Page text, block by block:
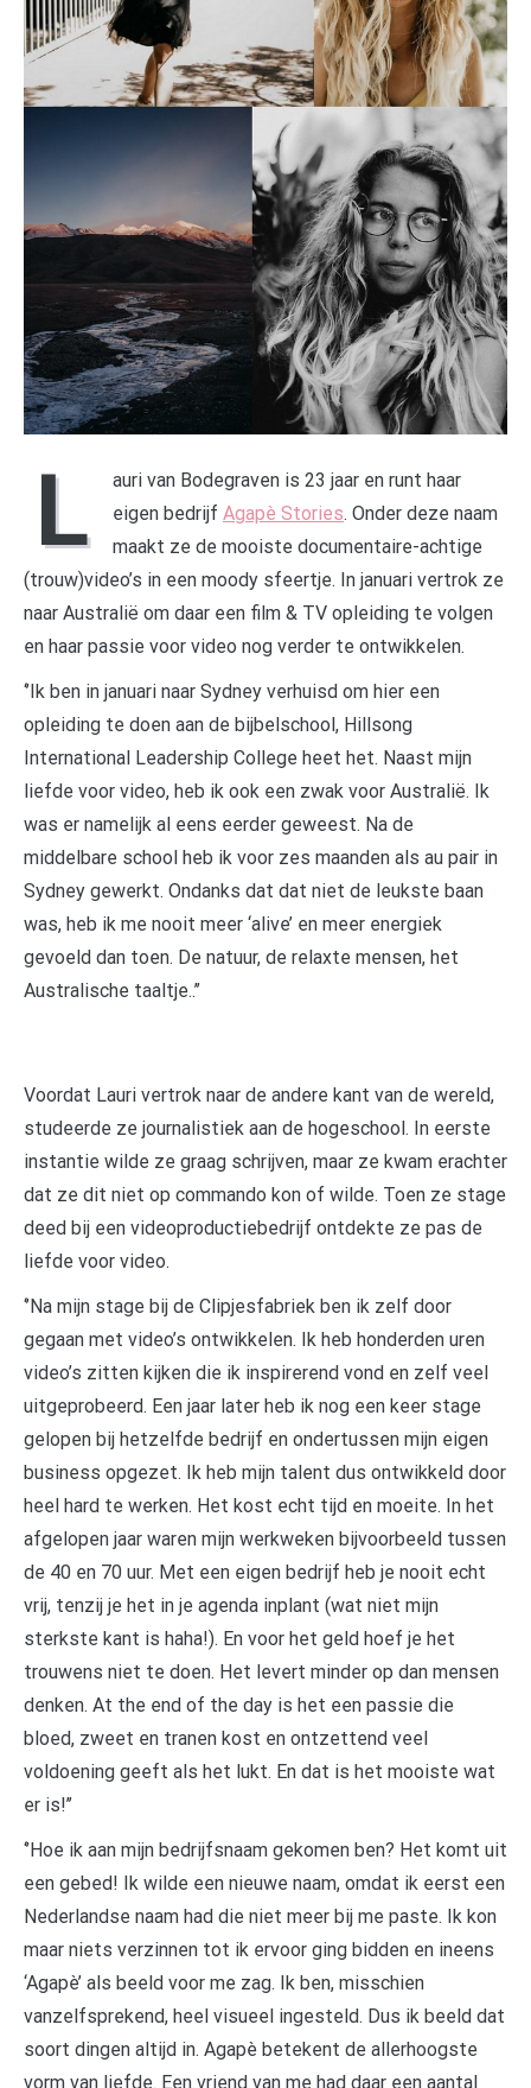
L
auri van Bodegraven is 23 jaar en runt haar
eigen bedrijf Agapè Stories. Onder deze naam
maakt ze de mooiste documentaire-achtige
(trouw)video’s in een moody sfeertje. In januari vertrok ze
naar Australië om daar een film & TV opleiding te volgen
en haar passie voor video nog verder te ontwikkelen.
‘’Ik ben in januari naar Sydney verhuisd om hier een
opleiding te doen aan de bijbelschool, Hillsong
International Leadership College heet het. Naast mijn
liefde voor video, heb ik ook een zwak voor Australië. Ik
was er namelijk al eens eerder geweest. Na de
middelbare school heb ik voor zes maanden als au pair in
Sydney gewerkt. Ondanks dat dat niet de leukste baan
was, heb ik me nooit meer ‘alive’ en meer energiek
gevoeld dan toen. De natuur, de relaxte mensen, het
Australische taaltje..’’
Voordat Lauri vertrok naar de andere kant van de wereld,
studeerde ze journalistiek aan de hogeschool. In eerste
instantie wilde ze graag schrijven, maar ze kwam erachter
dat ze dit niet op commando kon of wilde. Toen ze stage
deed bij een videoproductiebedrijf ontdekte ze pas de
liefde voor video.
‘’Na mijn stage bij de Clipjesfabriek ben ik zelf door
gegaan met video’s ontwikkelen. Ik heb honderden uren
video’s zitten kijken die ik inspirerend vond en zelf veel
uitgeprobeerd. Een jaar later heb ik nog een keer stage
gelopen bij hetzelfde bedrijf en ondertussen mijn eigen
business opgezet. Ik heb mijn talent dus ontwikkeld door
heel hard te werken. Het kost echt tijd en moeite. In het
afgelopen jaar waren mijn werkweken bijvoorbeeld tussen
de 40 en 70 uur. Met een eigen bedrijf heb je nooit echt
vrij, tenzij je het in je agenda inplant (wat niet mijn
sterkste kant is haha!). En voor het geld hoef je het
trouwens niet te doen. Het levert minder op dan mensen
denken. At the end of the day is het een passie die
bloed, zweet en tranen kost en ontzettend veel
voldoening geeft als het lukt. En dat is het mooiste wat
er is!’’
‘’Hoe ik aan mijn bedrijfsnaam gekomen ben? Het komt uit
een gebed! Ik wilde een nieuwe naam, omdat ik eerst een
Nederlandse naam had die niet meer bij me paste. Ik kon
maar niets verzinnen tot ik ervoor ging bidden en ineens
‘Agapè’ als beeld voor me zag. Ik ben, misschien
vanzelfsprekend, heel visueel ingesteld. Dus ik beeld dat
soort dingen altijd in. Agapè betekent de allerhoogste
vorm van liefde. Een vriend van me had daar een aantal